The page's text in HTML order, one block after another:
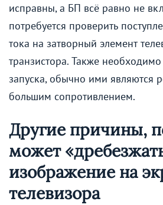
исправны, а БП всё равно не
потребуется проверить
тока на затворный элемент
транзистора. Также
запуска, обычно ими являются
большим сопротивлением.
Другие причины,
может
изображение на
телевизора